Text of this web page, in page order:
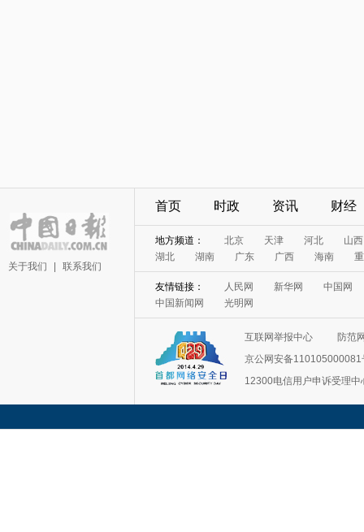
关于我们 联系我们
首页 时政 资讯 财经
地方频道： 北京 天津 河北
山西
湖北
湖南 广东 广西 海南
友情链接： 人民网 新华网
中国网
中国新闻网
光明网
互联网举报中心
防范
京公网安备110105000081
12300电信用户申诉受理中